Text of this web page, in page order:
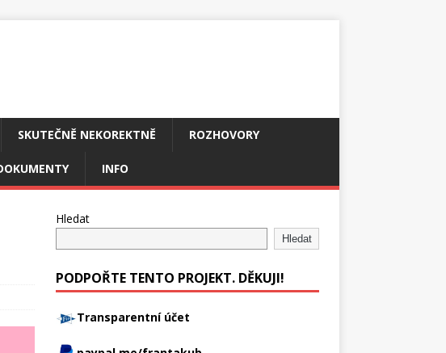
SKUTEČNĚ NEKOREKTNĚ ROZHOVORY
INFO
Hledat
Hledat
PODPOŘTE TENTO PROJEKT. DĚKUJI!
Transparentní účet